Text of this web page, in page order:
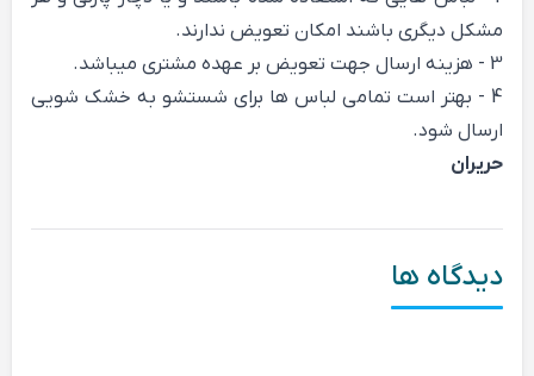
مشکل دیگری باشند امکان تعویض ندارند.
3 - هزینه ارسال جهت تعویض بر عهده مشتری میباشد.
4 - بهتر است تمامی لباس ها برای شستشو به خشک شویی
ارسال شود.
حریران
دیدگاه ها